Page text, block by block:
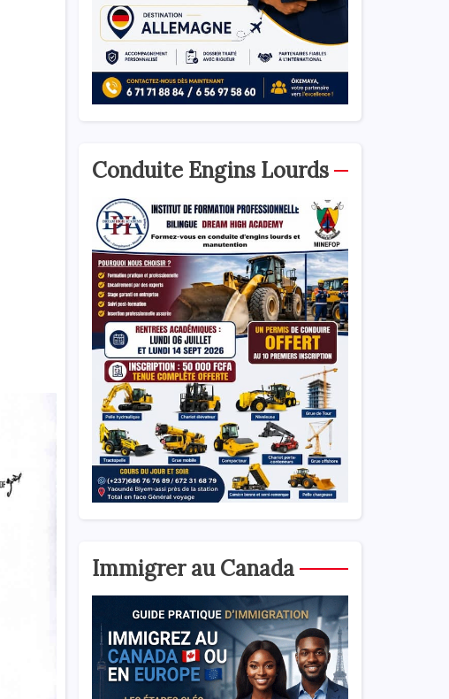
Conduite Engins Lourds
Immigrer au Canada